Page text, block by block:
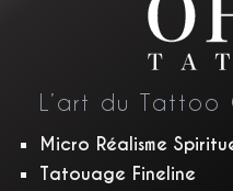
L’art du Tattoo
Micro Réalisme
Tatouage Fineline